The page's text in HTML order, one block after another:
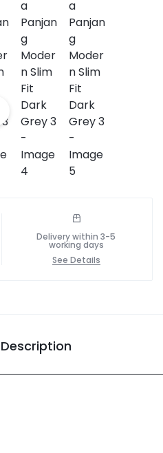
Delivery within 3-5
working days
See Details
Description